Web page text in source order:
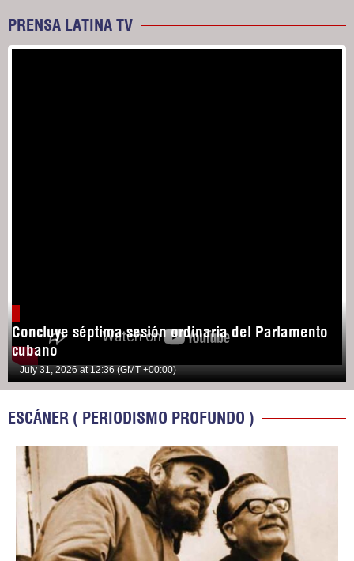
PRENSA LATINA TV
Concluye séptima sesión ordinaria del Parlamento
cubano
July 31, 2026 at 12:36 (GMT +00:00)
ESCÁNER ( PERIODISMO PROFUNDO )